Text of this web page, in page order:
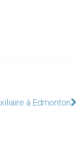
à Edmonton